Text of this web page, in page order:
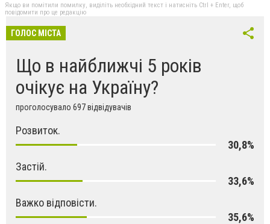
Якщо ви помітили помилку, виділіть необхідний текст і натисніть Ctrl + Enter, щоб
повідомити про це редакцію
ГОЛОС МІСТА
Що в найближчі 5 років
очікує на Україну?
проголосувало 697 відвідувачів
Розвиток.
30,8%
Застій.
33,6%
Важко відповісти.
35,6%